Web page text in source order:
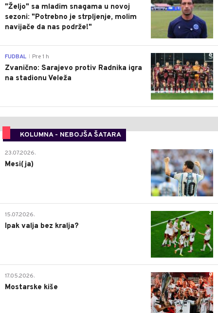
"Željo" sa mladim snagama u novoj
sezoni: "Potrebno je strpljenje, molim
navijače da nas podrže!"
0
FUDBAL Pre 1 h
Zvanično: Sarajevo protiv Radnika igra
na stadionu Veleža
KOLUMNA - NEBOJŠA ŠATARA
0
23.07.2026.
Mesi(ja)
2
15.07.2026.
Ipak valja bez kralja?
0
17.05.2026.
Mostarske kiše